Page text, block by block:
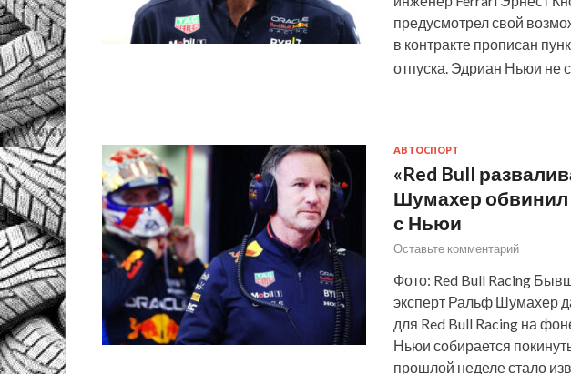
предусмотрел свой
в контракте прописан
отпуска. Эдриан Ньюи не
АВТОСПОРТ
«Red Bull
Шумахер обвинил
с Ньюи
Оставьте комментарий
Фото: Red Bull Racing
эксперт Ральф Шумахер
для Red Bull Racing на
Ньюи собирается
прошлой неделе стало